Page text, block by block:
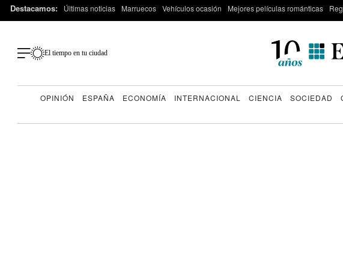
Destacamos: Últimas noticias Marruecos Vehículos ocasión Mejores películas románticas
El tiempo en tu ciudad
OPINIÓN ESPAÑA ECONOMÍA INTERNACIONAL CIENCIA SOCIEDAD